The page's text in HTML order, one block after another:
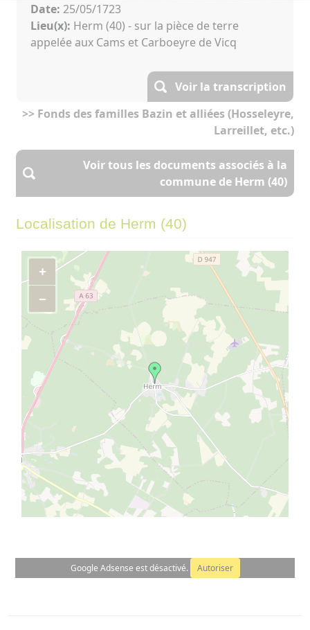
Date: 25/05/1723
Lieu(x): Herm (40) - sur la pièce de terre
appelée aux Cams et Carboeyre de Vicq
Voir la transcription
>> Fonds des familles Bazin et alliées (Hosseleyre,
Larreillet, etc.)
Voir tous les documents associés à la
commune de Herm (40)
Localisation de Herm (40)
+
−
»
Google Adsense est désactivé. Autoriser